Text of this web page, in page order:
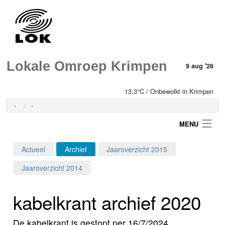
Lokale Omroep Krimpen 9 aug '26
13.3°C / Onbewolkt in Krimpen
- -
MENU
Programma's
Actueel Archief
Jaaroverzicht 2015
Jaaroverzicht 2014
kabelkrant archief 2020